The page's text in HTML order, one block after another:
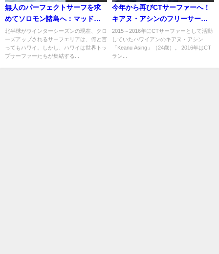
無人のパーフェクトサーフを求
めてソロモン諸島へ：マッド・
ヒューイズ
北半球がウインターシーズンの現在、クロ
ーズアップされるサーフエリアは、何と言
ってもハワイ。しかし、ハワイは世界トッ
プサーファーたちが集結する...
今年から再びCTサーファーへ！
キアヌ・アシンのフリーサーフ
＠ハワイ動画
2015～2016年にCTサーファーとして活動
していたハワイアンのキアヌ・アシン
「Keanu Asing」（24歳）。 2016年はCT
ラン...